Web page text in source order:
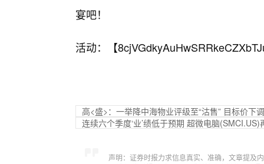
宴吧！
活动：【
高<盛>：一举降中海物业评级至“沽售” 目标价下
连续六个季度‘业’绩低于预期 超微电脑
声明：证券时报力求信息真实、准确，文章提及